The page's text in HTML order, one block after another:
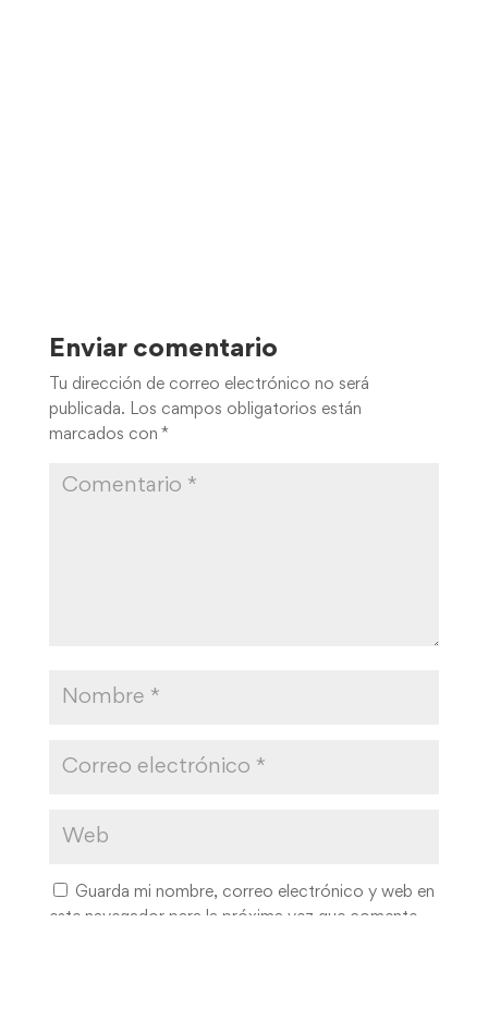
Enviar comentario
Tu dirección de correo electrónico no será
publicada. Los campos obligatorios están
marcados con *
Guarda mi nombre, correo electrónico y web en
este navegador para la próxima vez que comente.